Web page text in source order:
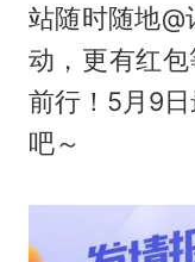
站随时随地
动，更有红包
前行！5月9
吧～